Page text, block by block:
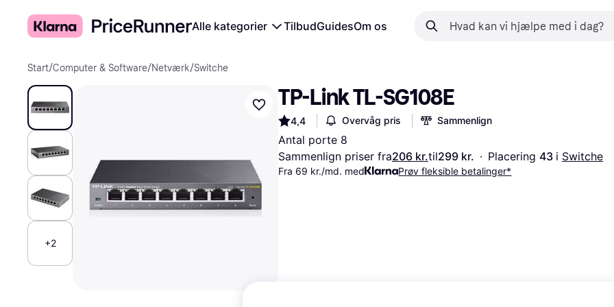
Alle kategorier TilbudGuidesOm os
Start/Computer & Software/Netværk/Switche
+2
TP-Link TL-SG108E
4,4 Overvåg pris Sammenlign
Antal porte 8
Sammenlign priser fra206 kr.til299 kr. · Placering 43 i Switche
Fra 69 kr./md. med Prøv fleksible betalinger*